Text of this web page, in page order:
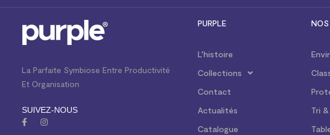
La Parfaite Symbiose Entre Productivité
Et Organisation
SUIVEZ-NOUS
PURPLE
L’histoire
Collections
Contact
Actualités
Catalogue
NOS
Tri